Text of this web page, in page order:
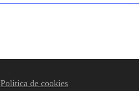
Política de cookies